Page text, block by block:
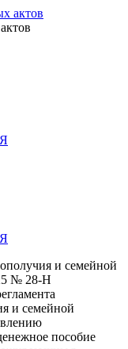
и семейной
№ 28-Н
и семейной
пособие